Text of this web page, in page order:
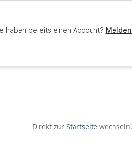
Direkt zur Startseitewechseln.